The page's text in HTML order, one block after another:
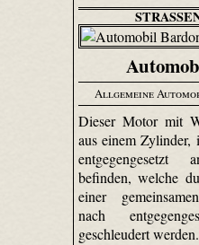
Allgemeine
Dieser Motor mit
aus einem Zylinder,
entgegengesetzt
befinden, welche
einer
nach
geschleudert werden.